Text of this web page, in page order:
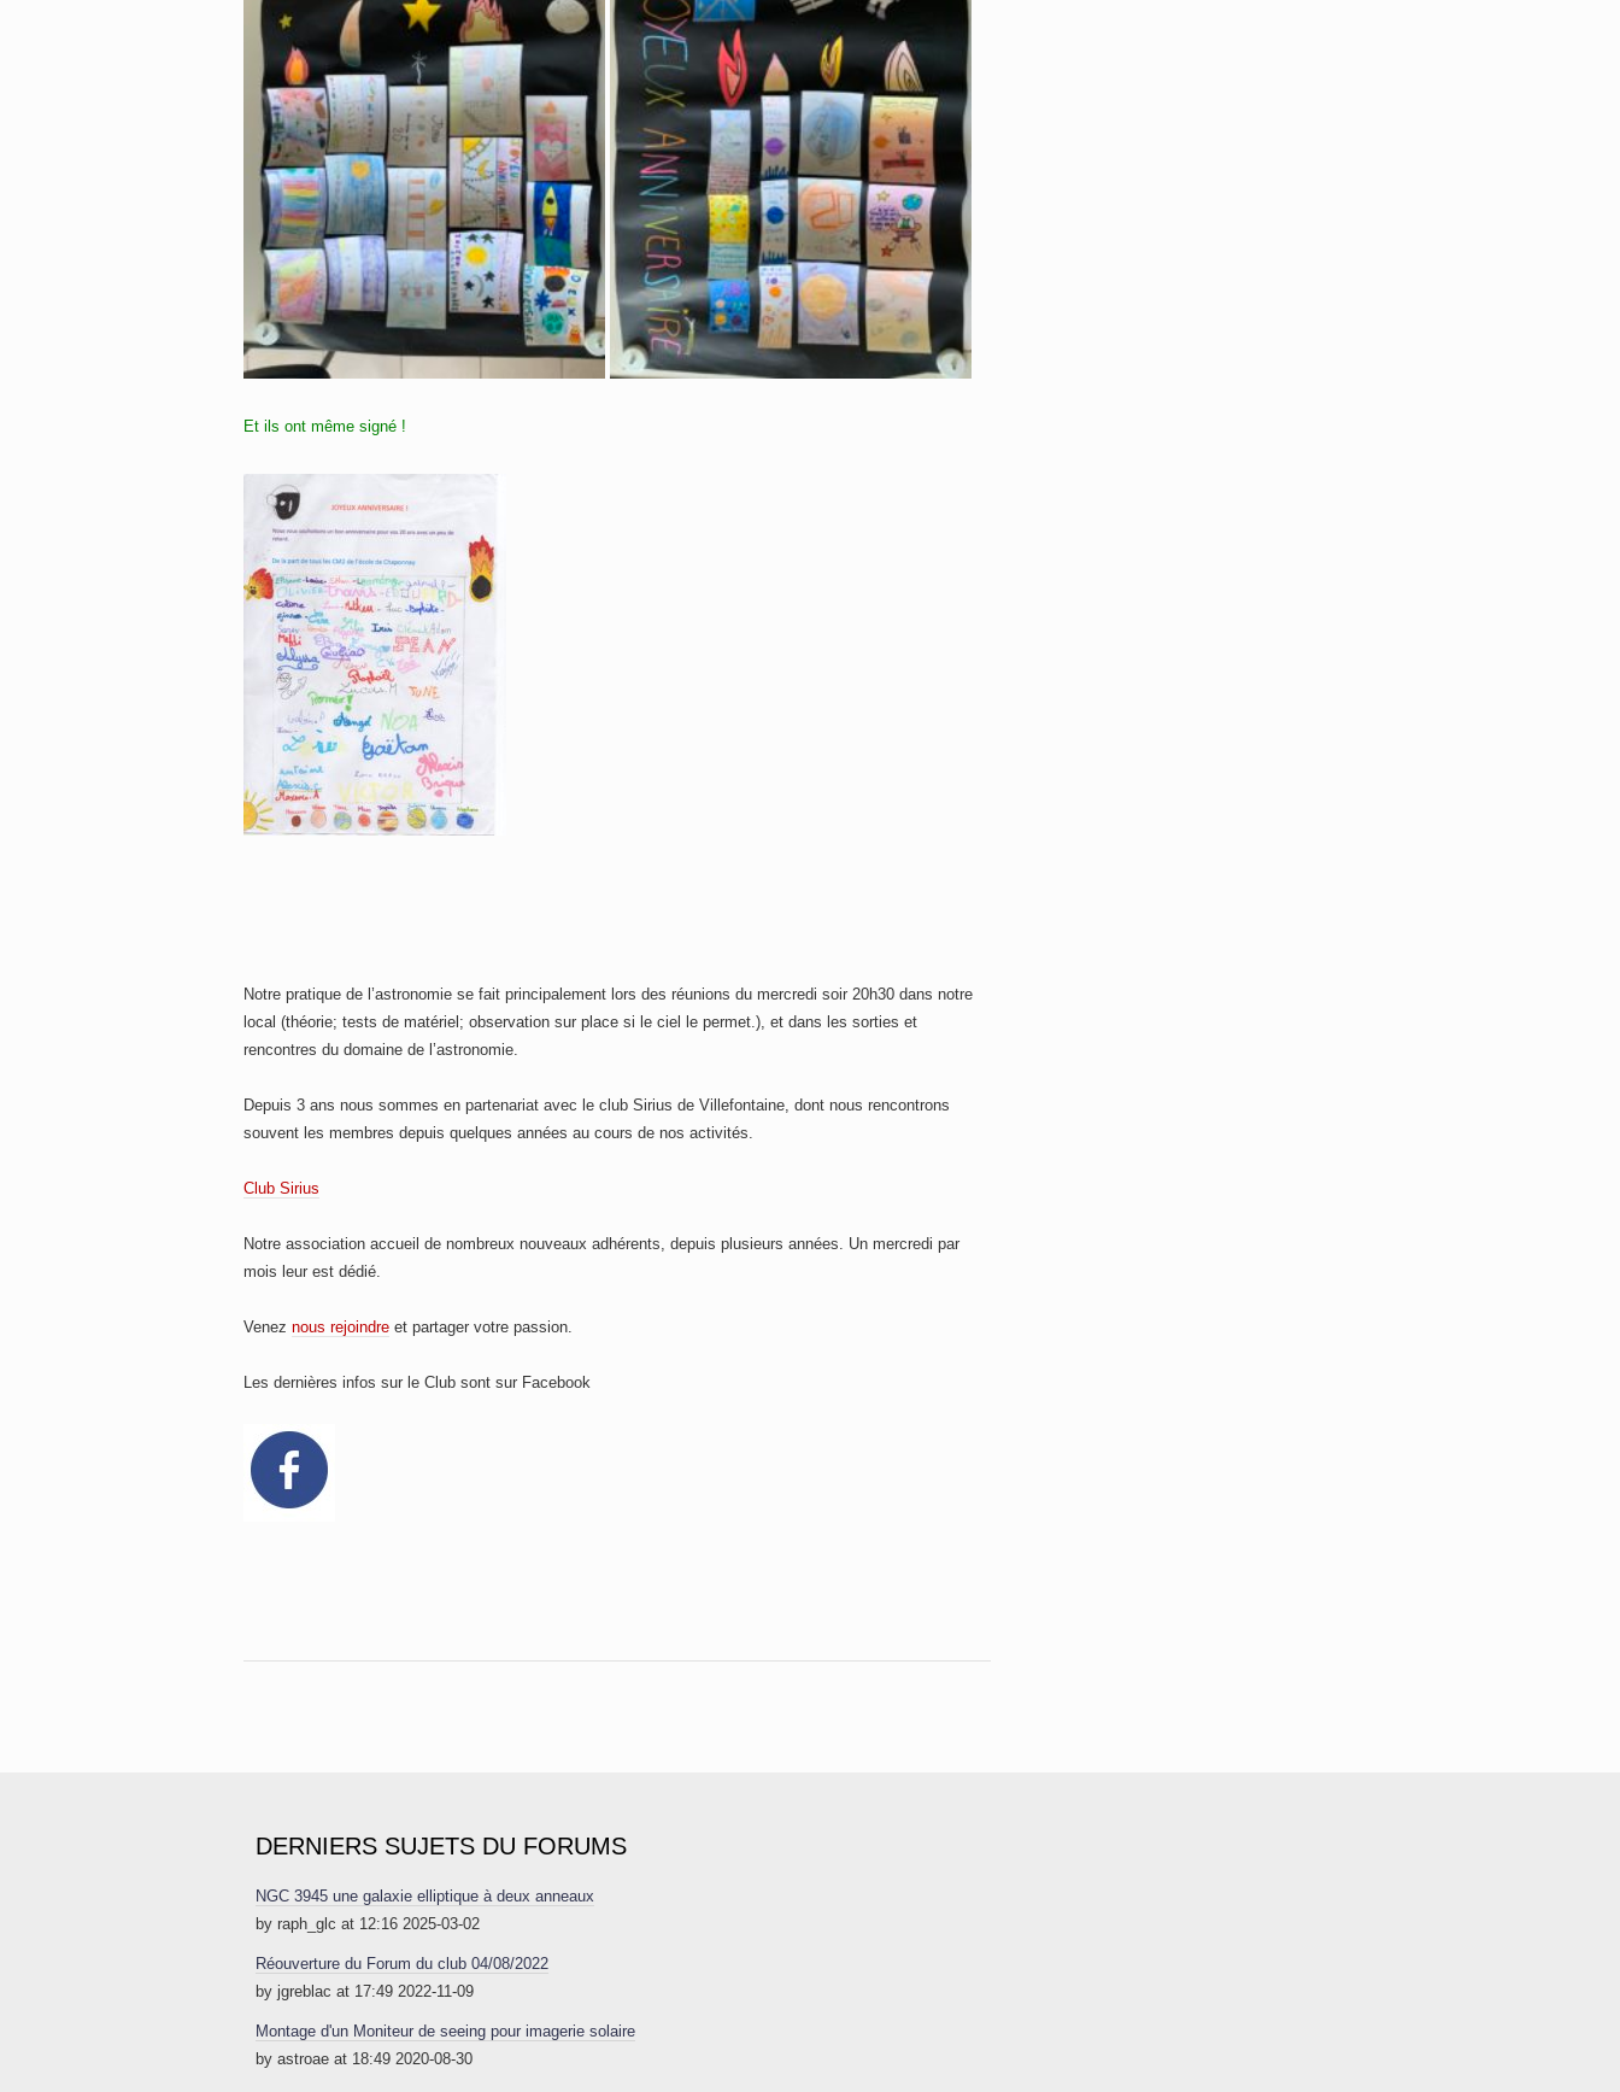
Et ils ont même signé !
Notre pratique de l’astronomie se fait principalement lors des réunions du mercredi soir 20h30 dans notre
local (théorie; tests de matériel; observation sur place si le ciel le permet.), et dans les sorties et
rencontres du domaine de l’astronomie.
Depuis 3 ans nous sommes en partenariat avec le club Sirius de Villefontaine, dont nous rencontrons
souvent les membres depuis quelques années au cours de nos activités.
Club Sirius
Notre association accueil de nombreux nouveaux adhérents, depuis plusieurs années. Un mercredi par
mois leur est dédié.
Venez nous rejoindre et partager votre passion.
Les dernières infos sur le Club sont sur Facebook
DERNIERS SUJETS DU FORUMS
NGC 3945 une galaxie elliptique à deux anneaux
by raph_glc at 12:16 2025-03-02
Réouverture du Forum du club 04/08/2022
by jgreblac at 17:49 2022-11-09
Montage d'un Moniteur de seeing pour imagerie solaire
by astroae at 18:49 2020-08-30